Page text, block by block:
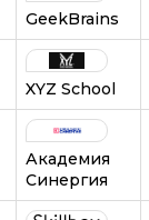
GeekBrains
XYZ School
Академия
Синергия